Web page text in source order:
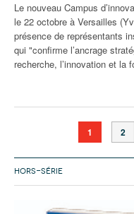
Le nouveau Campus
le 22 octobre à Versailles
présence de représentants
qui "confirme l’ancrage
recherche, l’innovation et la
1 2
HORS-SÉRIE